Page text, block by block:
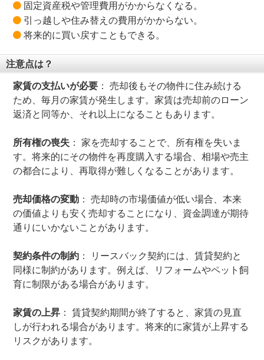
固定資産税や管理費用がかからなくなる。
引っ越しや住み替えの費用がかからない。
将来的に買い戻すこともできる。
注意点は？
家賃の支払いが必要 ： 売却後もその物件に住み続ける
ため、毎月の家賃が発生します。家賃は売却前のローン
返済と同等か、それ以上になることもあります。
所有権の喪失 ： 家を売却することで、所有権を失いま
す。将来的にその物件を再度購入する場合、相場や売主
の都合により、再取得が難しくなることがあります。
売却価格の変動 ： 売却時の市場価値が低い場合、本来
の価値よりも安く売却することになり、資金調達が期待
通りにいかないことがあります。
契約条件の制約 ： リースバック契約には、賃貸契約と
同様に制約があります。例えば、リフォームやペット飼
育に制限がある場合があります。
家賃の上昇 ： 賃貸契約期間が終了すると、家賃の見直
しが行われる場合があります。将来的に家賃が上昇する
リスクがあります。